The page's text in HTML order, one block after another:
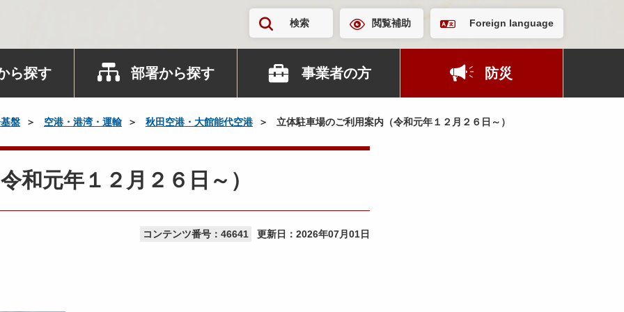
検索 閲覧補助 Foreign language
ら探す 部署から探す 事業者の方 防災
盤 空港・港湾・運輸 秋田空港・大館能代空港 立体駐車場のご利用案内（令和元年１２月２６日～）
和元年１２月２６日～）
コンテンツ番号：46641 更新日： 2026年07月01日